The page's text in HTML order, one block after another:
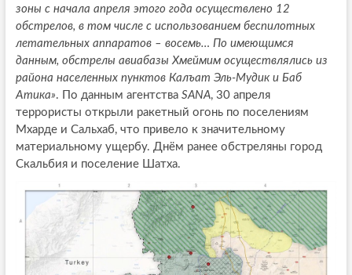
зоны с начала апреля этого года осуществлено 12
обстрелов, в том числе с использованием беспилотных
летательных аппаратов – восемь… По имеющимся
данным, обстрелы авиабазы Хмеймим осуществлялись из
района населенных пунктов Калъат Эль-Мудик и Баб
Атика». По данным агентства SANA, 30 апреля
террористы открыли ракетный огонь по поселениям
Мхарде и Сальхаб, что привело к значительному
материальному ущербу. Днём ранее обстреляны город
Скальбия и поселение Шатха.